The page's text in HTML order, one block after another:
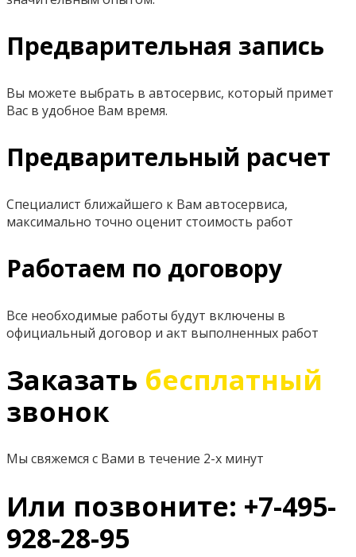
Предварительная запись
Вы можете выбрать в автосервис, который примет
Вас в удобное Вам время.
Предварительный расчет
Специалист ближайшего к Вам автосервиса,
максимально точно оценит стоимость работ
Работаем по договору
Все необходимые работы будут включены в
официальный договор и акт выполненных работ
Заказать бесплатный
звонок
Мы свяжемся с Вами в течение 2-х минут
Или позвоните: +7-495-
928-28-95